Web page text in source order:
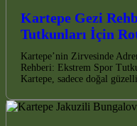
Kartepe Gezi
Tutkunları İçin
Kartepe’nin Zirvesinde
Rehberi: Ekstrem Spor
Kartepe, sadece doğal